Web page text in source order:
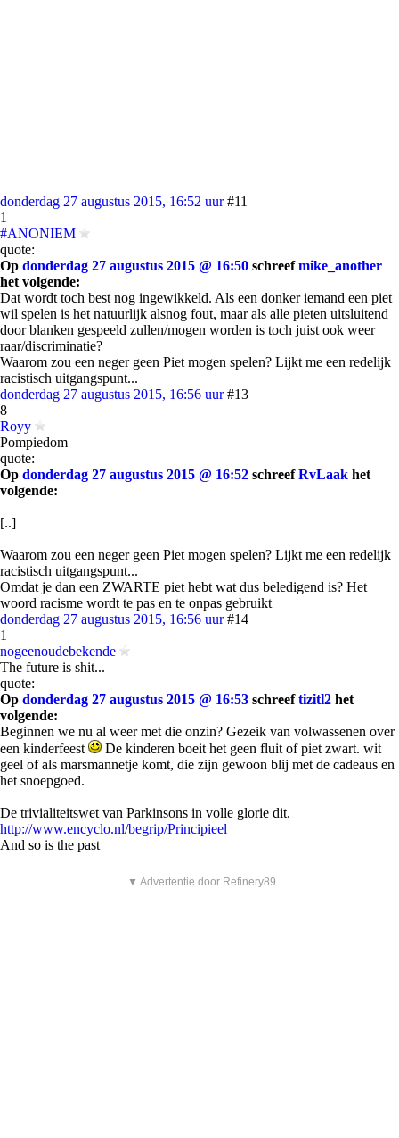
donderdag 27 augustus 2015, 16:52 uur #11
1
#ANONIEM
quote:
Op donderdag 27 augustus 2015 @ 16:50 schreefmike_another
het volgende:
Dat wordt toch best nog ingewikkeld. Als een donker iemand een piet
wil spelen is het natuurlijk alsnog fout, maar als alle pieten uitsluitend
door blanken gespeeld zullen/mogen worden is toch juist ook weer
raar/discriminatie?
Waarom zou een neger geen Piet mogen spelen? Lijkt me een redelijk
racistisch uitgangspunt...
donderdag 27 augustus 2015, 16:56 uur #13
8
Royy
Pompiedom
quote:
Op donderdag 27 augustus 2015 @ 16:52 schreefRvLaak het
volgende:
[..]
Waarom zou een neger geen Piet mogen spelen? Lijkt me een redelijk
racistisch uitgangspunt...
Omdat je dan een ZWARTE piet hebt wat dus beledigend is? Het
woord racisme wordt te pas en te onpas gebruikt
donderdag 27 augustus 2015, 16:56 uur #14
1
nogeenoudebekende
The future is shit...
quote:
Op donderdag 27 augustus 2015 @ 16:53 schreeftizitl2 het
volgende:
Beginnen we nu al weer met die onzin? Gezeik van volwassenen over
een kinderfeest
De kinderen boeit het geen fluit of piet zwart. wit
geel of als marsmannetje komt, die zijn gewoon blij met de cadeaus en
het snoepgoed.
De trivialiteitswet van Parkinsons in volle glorie dit.
http://www.encyclo.nl/begrip/Principieel
And so is the past
▼ Advertentie door Refinery89